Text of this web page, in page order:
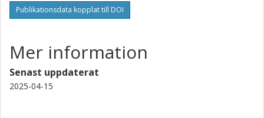
Publikationsdata kopplat till DOI
Mer information
Senast uppdaterat
2025-04-15